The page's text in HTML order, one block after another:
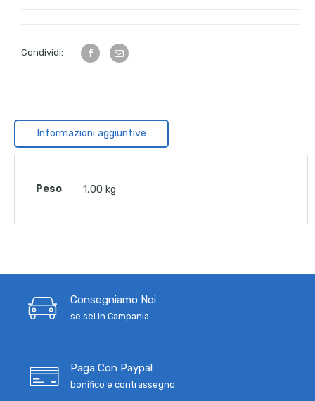
Condividi:
Informazioni aggiuntive
Peso 1,00 kg
Consegniamo Noi
se sei in Campania
Paga Con Paypal
bonifico e contrassegno